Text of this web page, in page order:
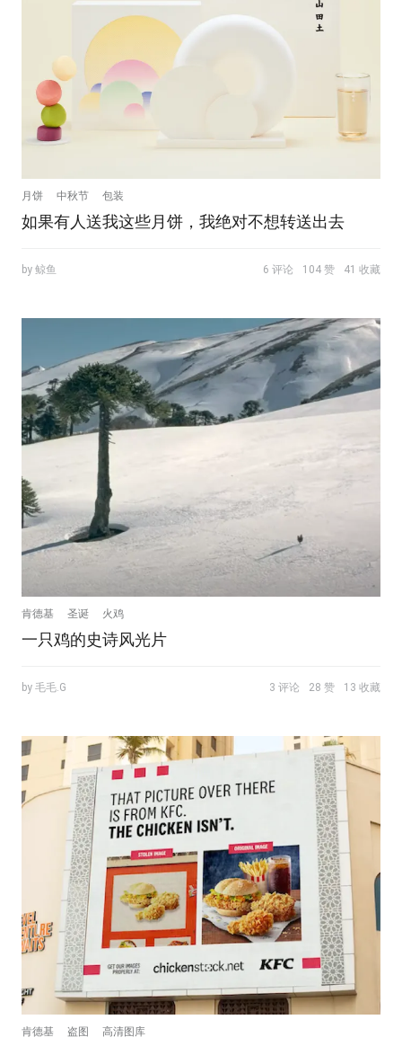
月饼 中秋节 包装
如果有人送我这些月饼，我绝对不想转送出去
by 鲸鱼 6 评论 104 赞 41 收藏
肯德基 圣诞 火鸡
一只鸡的史诗风光片
by 毛毛.G 3 评论 28 赞 13 收藏
肯德基 盗图 高清图库